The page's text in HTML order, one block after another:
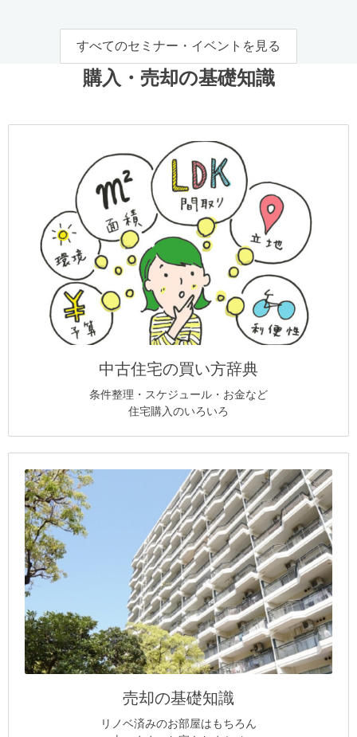
すべてのセミナー・イベントを見る
購入・売却の基礎知識
中古住宅の買い方辞典
条件整理・スケジュール・お金など
住宅購入のいろいろ
売却の基礎知識
リノベ済みのお部屋はもちろん